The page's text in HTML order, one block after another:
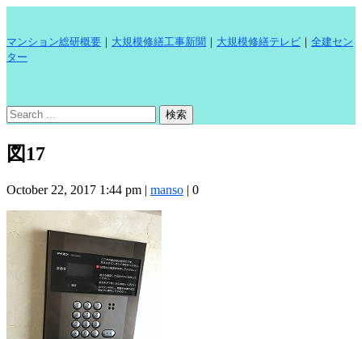
マンション総研概要 ｜ 大規模修繕工事新聞 ｜ 大規模修繕テレビ ｜ 全建セン
ター
図17
October 22, 2017 1:44 pm | manso | 0